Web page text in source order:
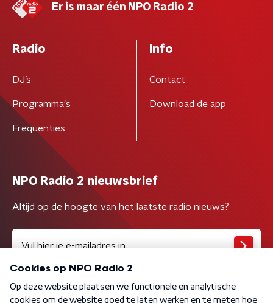
Er is maar één NPO Radio 2
Radio
DJ’s
Programma's
Frequenties
Info
Contact
Download de app
NPO Radio 2 nieuwsbrief
Altijd op de hoogte van het laatste radio nieuws?